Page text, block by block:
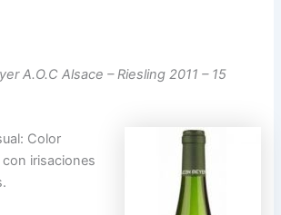
A.O.C Alsace – Riesling 2011 – 15
Color
con irisaciones